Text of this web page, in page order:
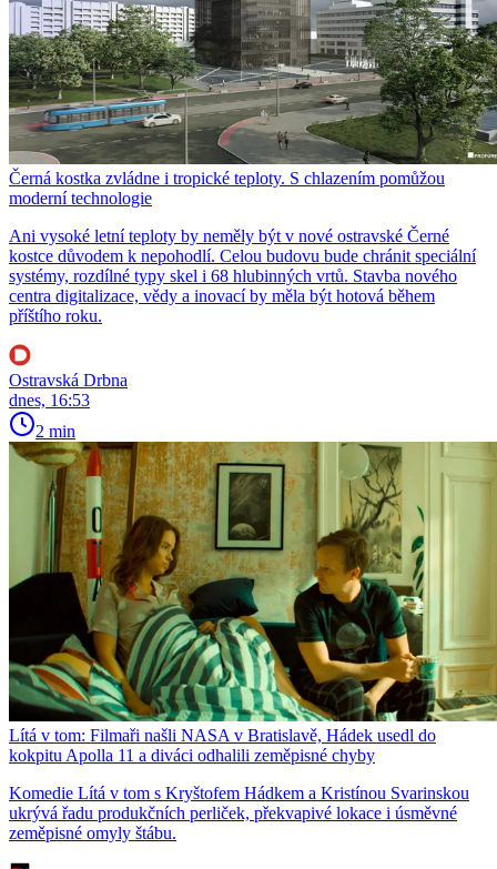
Černá kostka zvládne i tropické teploty. S chlazením pomůžou
moderní technologie
Ani vysoké letní teploty by neměly být v nové ostravské Černé
kostce důvodem k nepohodlí. Celou budovu bude chránit speciální
systémy, rozdílné typy skel i 68 hlubinných vrtů. Stavba nového
centra digitalizace, vědy a inovací by měla být hotová během
příštího roku.
Ostravská Drbna
dnes, 16:53
2 min
Lítá v tom: Filmaři našli NASA v Bratislavě, Hádek usedl do
kokpitu Apolla 11 a diváci odhalili zeměpisné chyby
Komedie Lítá v tom s Kryštofem Hádkem a Kristínou Svarinskou
ukrývá řadu produkčních perliček, překvapivé lokace i úsměvné
zeměpisné omyly štábu.